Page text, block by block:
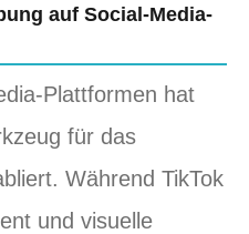
auf Social-Media-
Plattformen hat
für das
Während TikTok
und visuelle